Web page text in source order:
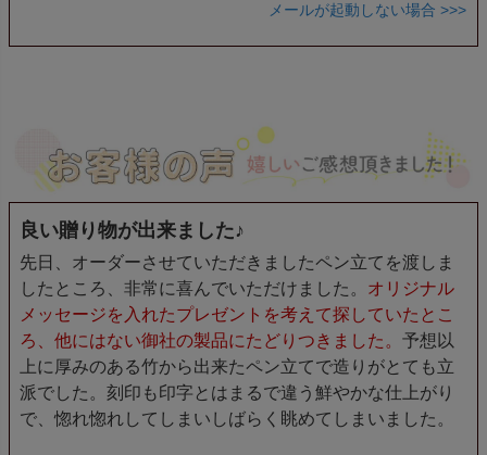
メールが起動しない場合 >>>
良い贈り物が出来ました♪
先日、オーダーさせていただきましたペン立てを渡しま
したところ、非常に喜んでいただけました。 オリジナル
メッセージを入れたプレゼントを考えて探していたとこ
ろ、他にはない御社の製品にたどりつきました。予想以
上に厚みのある竹から出来たペン立てで造りがとても立
派でした。刻印も印字とはまるで違う鮮やかな仕上がり
で、惚れ惚れしてしまいしばらく眺めてしまいました。